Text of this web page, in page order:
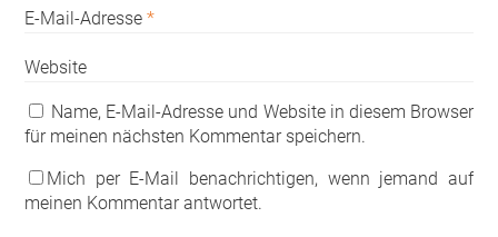
E-Mail-Adresse *
Website
Name, E-Mail-Adresse und Website in diesem Browser
für meinen nächsten Kommentar speichern.
Mich per E-Mail benachrichtigen, wenn jemand auf
meinen Kommentar antwortet.